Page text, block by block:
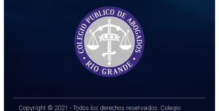
Copyright © 2021 - Todos los derechos reservados. Colegio